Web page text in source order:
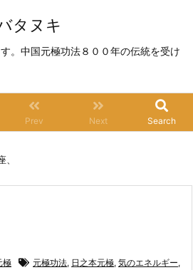
タヌキ
。中国元極功法８００年の伝統を受け
Prev Next Search
極 元極功法, 日之本元極, 気のエネルギー,